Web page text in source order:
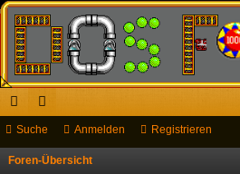
ch
ne
or
en
Suche Anmelden Registrieren
Foren-Übersicht